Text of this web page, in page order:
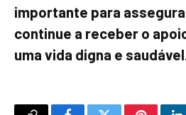
importante para
continue a receber o
uma vida digna e